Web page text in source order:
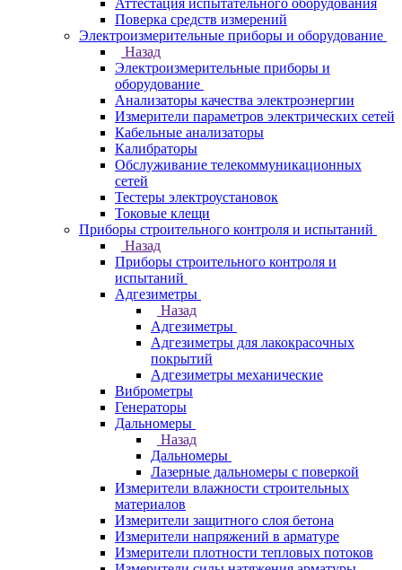
Аттестация испытательного оборудования
Поверка средств измерений
Электроизмерительные приборы и оборудование
Назад
Электроизмерительные приборы и
оборудование
Анализаторы качества электроэнергии
Измерители параметров электрических сетей
Кабельные анализаторы
Калибраторы
Обслуживание телекоммуникационных
сетей
Тестеры электроустановок
Токовые клещи
Приборы строительного контроля и испытаний
Назад
Приборы строительного контроля и
испытаний
Адгезиметры
Назад
Адгезиметры
Адгезиметры для лакокрасочных
покрытий
Адгезиметры механические
Виброметры
Генераторы
Дальномеры
Назад
Дальномеры
Лазерные дальномеры с поверкой
Измерители влажности строительных
материалов
Измерители защитного слоя бетона
Измерители напряжений в арматуре
Измерители плотности тепловых потоков